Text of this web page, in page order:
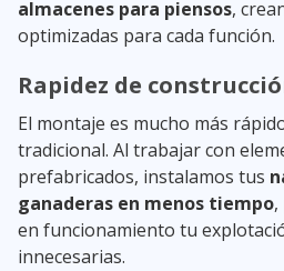
almacenes para piensos,
optimizadas para cada función.
Rapidez de
El montaje es mucho más
tradicional. Al trabajar con
prefabricados, instalamos tus
ganaderas en menos tiempo
en funcionamiento tu
innecesarias.